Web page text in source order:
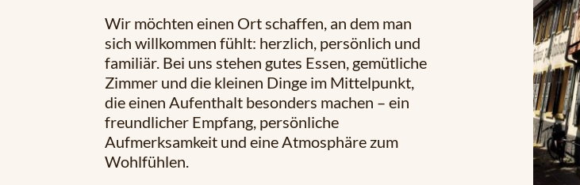
Wir möchten einen Ort schaffen, an dem man
sich willkommen fühlt: herzlich, persönlich und
familiär. Bei uns stehen gutes Essen, gemütliche
Zimmer und die kleinen Dinge im Mittelpunkt,
die einen Aufenthalt besonders machen – ein
freundlicher Empfang, persönliche
Aufmerksamkeit und eine Atmosphäre zum
Wohlfühlen.